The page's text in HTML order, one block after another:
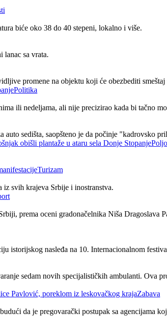
biće oko 38 do 40 stepeni, lokalno i više.
lanac sa vrata.
promene na objektu koji će obezbediti smeštaj
Politika
ili nedeljama, ali nije precizirao kada bi tačno
sedišta, saopšteno je da počinje "kadrovsko
Turizam
svih krajeva Srbije i inostranstva.
prema oceni gradonačelnika Niša Dragoslava
istorijskog nasleđa na 10. Internacionalnom
sedam novih specijalističkih ambulanti. Ova
Zabava
da je pregovarački postupak sa agencijama